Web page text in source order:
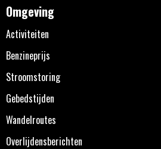
Omgeving
Activiteiten
Benzineprijs
Stroomstoring
Gebedstijden
Wandelroutes
Overlijdensberichten